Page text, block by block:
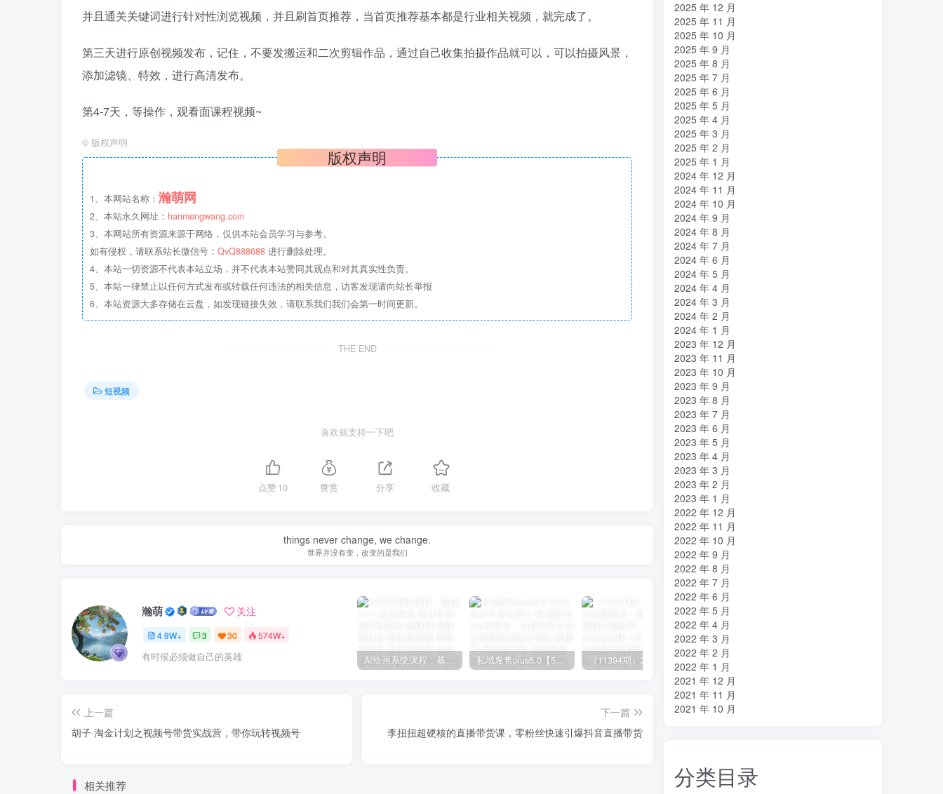
并且通关关键词进行针对性浏览视频，并且刷首页推荐，当首页推荐基本都是行业相关视频，就完成了。
第三天进行原创视频发布，记住，不要发搬运和二次剪辑作品，通过自己收集拍摄作品就可以，可以拍摄风景，
添加滤镜、特效，进行高清发布。
第4-7天，等操作，观看面课程视频~
© 版权声明
版权声明
1、本网站名称： 瀚萌网
2、本站永久网址： hanmengwang.com
3、本网站所有资源来源于网络，仅供本站会员学习与参考。
如有侵权，请联系站长微信号： QvQ888688 进行删除处理。
4、本站一切资源不代表本站立场，并不代表本站赞同其观点和对其真实性负责。
5、本站一律禁止以任何方式发布或转载任何违法的相关信息，访客发现请向站长举报
6、本站资源大多存储在云盘，如发现链接失效，请联系我们我们会第一时间更新。
THE END
短视频
喜欢就支持一下吧
点赞10 赞赏 分享 收藏
things never change, we change.
世界并没有变，改变的是我们
瀚萌 关注
4.9W+ 3 30 574W+
有时候必须做自己的英雄 AI绘画系统课程，基础入门-实战案例-商业应用 私域发售plus6.0【5月份线下课录音】/全域套装sop流程包，社群发售工具套装模型 （11394期）2024视频号直播教程：视频号如何赚钱详细教学，一场直播30w营业额（37节）
上一篇
胡子·淘金计划之视频号带货实战营，带你玩转视频号
下一篇
李扭扭超硬核的直播带货课，零粉丝快速引爆抖音直播带货
相关推荐
2025 年 12 月
2025 年 11 月
2025 年 10 月
2025 年 9 月
2025 年 8 月
2025 年 7 月
2025 年 6 月
2025 年 5 月
2025 年 4 月
2025 年 3 月
2025 年 2 月
2025 年 1 月
2024 年 12 月
2024 年 11 月
2024 年 10 月
2024 年 9 月
2024 年 8 月
2024 年 7 月
2024 年 6 月
2024 年 5 月
2024 年 4 月
2024 年 3 月
2024 年 2 月
2024 年 1 月
2023 年 12 月
2023 年 11 月
2023 年 10 月
2023 年 9 月
2023 年 8 月
2023 年 7 月
2023 年 6 月
2023 年 5 月
2023 年 4 月
2023 年 3 月
2023 年 2 月
2023 年 1 月
2022 年 12 月
2022 年 11 月
2022 年 10 月
2022 年 9 月
2022 年 8 月
2022 年 7 月
2022 年 6 月
2022 年 5 月
2022 年 4 月
2022 年 3 月
2022 年 2 月
2022 年 1 月
2021 年 12 月
2021 年 11 月
2021 年 10 月
分类目录